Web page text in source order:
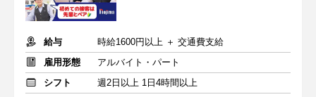
給与
時給1600円以上 ＋ 交通費支給
雇用形態
アルバイト・パート
シフト
週2日以上 1日4時間以上